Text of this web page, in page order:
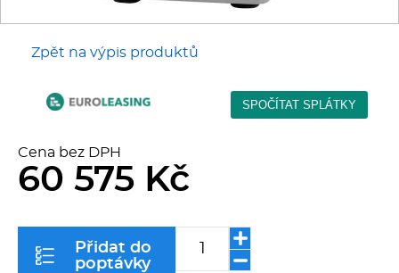
Kotle
Stolní zařízení
Zpět na výpis produktů
Cena bez DPH
60 575 Kč
Přidat do
poptávky